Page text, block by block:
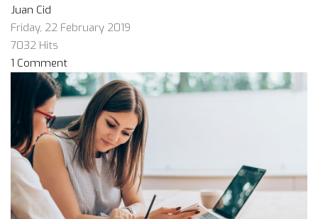
Juan Cid
Friday, 22 February 2019
7032 Hits
1 Comment